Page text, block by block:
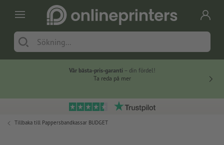
Vår bästa-pris-garanti – din fördel!
Ta reda på mer
Tillbaka till Pappersbandkassar BUDGET